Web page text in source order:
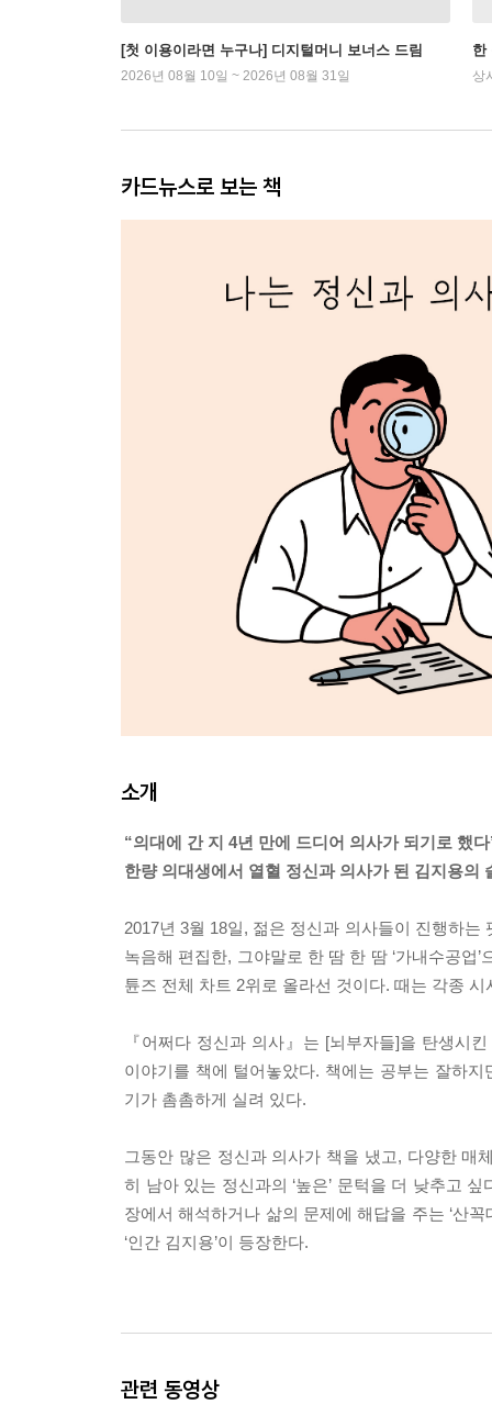
[첫 이용이라면 누구나] 디지털머니 보너스 드림
2026년 08월 10일 ~ 2026년 08월 31일
한
상
카드뉴스로 보는 책
소개
“의대에 간 지 4년 만에 드디어 의사가 되기로 했
한량 의대생에서 열혈 정신과 의사가 된 김지용의
2017년 3월 18일, 젊은 정신과 의사들이 진행하
녹음해 편집한, 그야말로 한 땀 한 땀 ‘가내수공업
튠즈 전체 차트 2위로 올라선 것이다. 때는 각종
『어쩌다 정신과 의사』는 [뇌부자들]을 탄생시
이야기를 책에 털어놓았다. 책에는 공부는 잘하
기가 촘촘하게 실려 있다.
그동안 많은 정신과 의사가 책을 냈고, 다양한 매
히 남아 있는 정신과의 ‘높은’ 문턱을 더 낮추고
장에서 해석하거나 삶의 문제에 해답을 주는 ‘산
‘인간 김지용’이 등장한다.
관련 동영상